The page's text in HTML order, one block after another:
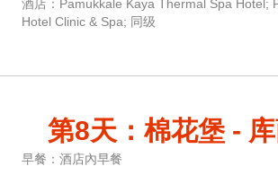
酒店：Pamukkale Kaya Thermal Spa Hotel;
Hotel Clinic & Spa; 同级
第8天：棉花堡 -
早餐：酒店內早餐